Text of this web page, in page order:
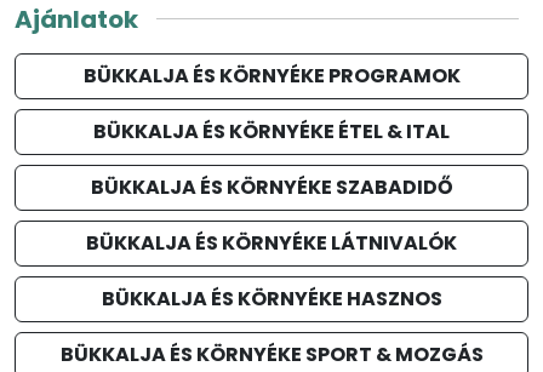
Ajánlatok
BÜKKALJA ÉS KÖRNYÉKE PROGRAMOK
BÜKKALJA ÉS KÖRNYÉKE ÉTEL & ITAL
BÜKKALJA ÉS KÖRNYÉKE SZABADIDŐ
BÜKKALJA ÉS KÖRNYÉKE LÁTNIVALÓK
BÜKKALJA ÉS KÖRNYÉKE HASZNOS
BÜKKALJA ÉS KÖRNYÉKE SPORT & MOZGÁS